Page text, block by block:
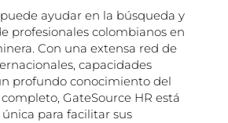
ayudar en la búsqueda y
profesionales colombianos en
Con una extensa red de
capacidades
profundo conocimiento del
GateSource HR está
para facilitar sus